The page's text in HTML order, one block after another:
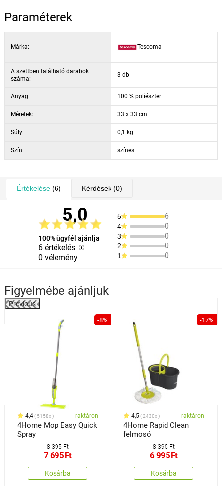
Paraméterek
Márka: Tescoma
A szettben található darabok
száma:
3 db
Anyag: 100 % poliészter
Méretek: 33 x 33 cm
Súly: 0,1 kg
Szín: színes
Értékelése(6) Kérdések(0)
5,0
100% ügyfél ajánlja
6 értékelés
0 vélemény
5 6
4 0
3 0
2 0
1 0
Figyelmébe ajánljuk
Previous
-8%
4,4 5158x raktáron
4Home Mop Easy Quick
Spray
8 395 Ft
7 695Ft
Kosárba
-17%
4,5 2430x raktáron
4Home Rapid Clean
felmosó
8 395 Ft
6 995Ft
Kosárba